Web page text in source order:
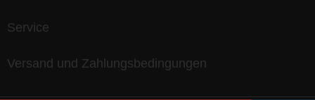
Service
Versand und Zahlungsbedingungen